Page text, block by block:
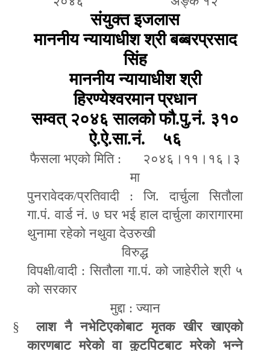
संयुक्त इजलास
माननीय न्यायाधीश श्री बब्बरप्रसाद
सिंह
माननीय न्यायाधीश श्री
हिरण्येश्वरमान प्रधान
सम्वत् २०४६ सालको फौ.पु.नं. ३१०
ऐ.ऐ.सा.नं. ५६
फैसला भएको मिति : २०४६।११।१६।३
मा
पुनरावेदक/प्रतिवादी : जि. दार्चुला सितौला
गा.पं. वार्ड नं. ७ घर भई हाल दार्चुला कारागारमा
थुनामा रहेको नथुवा देउरुखी
विरुद्ध
विपक्षी/वादी : सितौला गा.पं. को जाहेरीले श्री ५
को सरकार
मुद्दा : ज्यान
§
लाश नै नभेटिएकोबाट मृतक खीर खाएको
कारणबाट मरेको वा कुटपिटबाट मरेको भन्ने